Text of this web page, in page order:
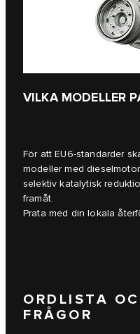
VILKA MODELLER
För att EU6-standarder
modeller med
selektiv katalytisk
framåt.
Prata med din lokala
ORDLISTA
FRÅGOR